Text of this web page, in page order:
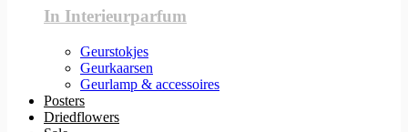
In Interieurparfum
Geurstokjes
Geurkaarsen
Geurlamp & accessoires
Posters
Driedflowers